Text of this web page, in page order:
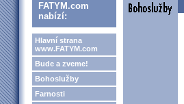
FATYM.com
nabízí:
Hlavní strana
www.FATYM.com
Bude a zveme!
Bohoslužby
Farnosti